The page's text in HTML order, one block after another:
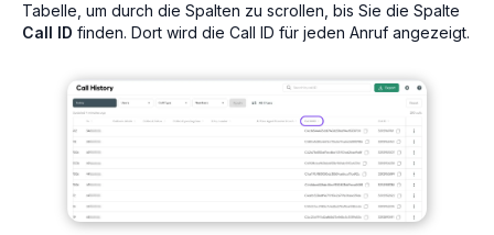
Tabelle, um durch die Spalten zu scrollen, bis Sie die Spalte
Call ID finden. Dort wird die Call ID für jeden Anruf angezeigt.